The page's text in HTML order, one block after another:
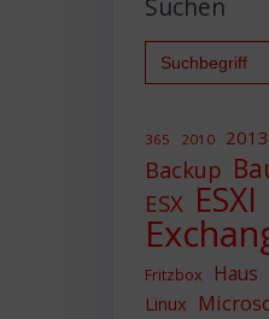
Suchen
Search
for:
365 2010 2013
Backup
ESX ESXI
Fritzbox Haus
Linux